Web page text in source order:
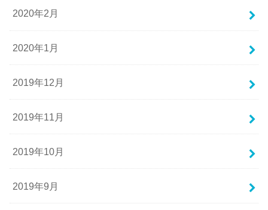
2020年2月
2020年1月
2019年12月
2019年11月
2019年10月
2019年9月